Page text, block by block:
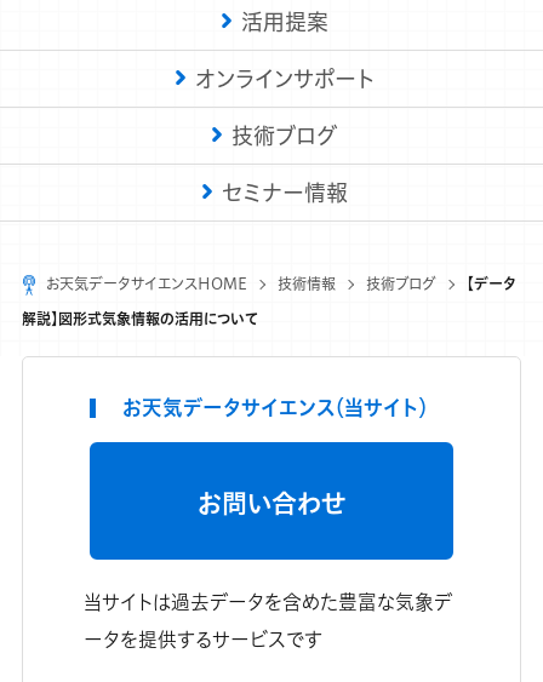
活用提案
オンラインサポート
技術ブログ
セミナー情報
お天気データサイエンスHOME 技術情報 技術ブログ
【データ
解説】図形式気象情報の活用について
お天気データサイエンス（当サイト）
お問い合わせ
当サイトは過去データを含めた豊富な気象デ
ータを提供するサービスです